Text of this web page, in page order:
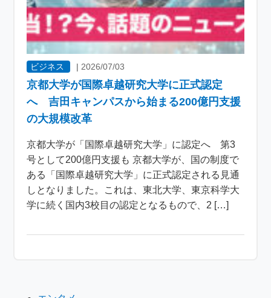
ビジネス | 2026/07/03
京都大学が国際卓越研究大学に正式認定
へ 吉田キャンパスから始まる200億円支援
の大規模改革
京都大学が「国際卓越研究大学」に認定へ 第3
号として200億円支援も 京都大学が、国の制度で
ある「国際卓越研究大学」に正式認定される見通
しとなりました。これは、東北大学、東京科学大
学に続く国内3校目の認定となるもので、2 […]